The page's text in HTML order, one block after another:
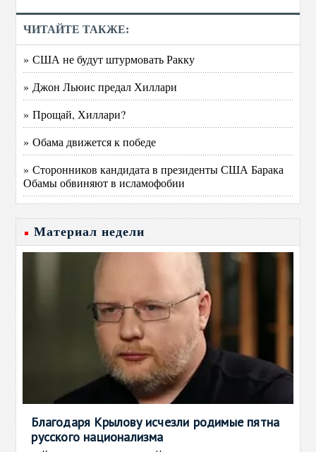
ЧИТАЙТЕ ТАКЖЕ:
» США не будут штурмовать Ракку
» Джон Льюис предал Хиллари
» Прощай, Хиллари?
» Обама движется к победе
» Сторонников кандидата в президенты США Барака
Обамы обвиняют в исламофобии
Материал недели
Благодаря Крылову исчезли родимые пятна
русского национализма